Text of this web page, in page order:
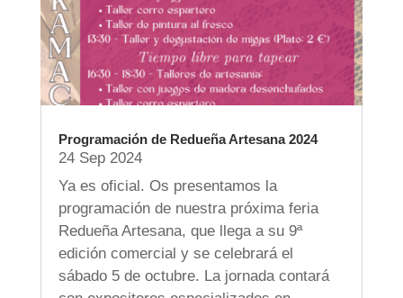
Programación de Redueña Artesana 2024
24 Sep 2024
Ya es oficial. Os presentamos la
programación de nuestra próxima feria
Redueña Artesana, que llega a su 9ª
edición comercial y se celebrará el
sábado 5 de octubre. La jornada contará